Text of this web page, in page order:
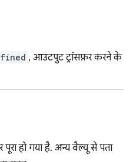
, आउटपुट ट्रांसफ़र करने के
हो गया है. अन्य वैल्यू से पता